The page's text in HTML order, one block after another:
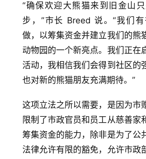
“确保欢迎大熊猫来到旧金山
步，”市长 Breed 说。“我们
做，以筹集资金并建立我们的熊
动物园的一个新亮点。我们正在
活动，我相信我们会得到社区的
也对新的熊猫朋友充满期待。”
这项立法之所以需要，是因为市
限制了市政官员和员工从慈善家
筹集资金的能力，除非是为了公
法律允许有限的豁免，允许市政